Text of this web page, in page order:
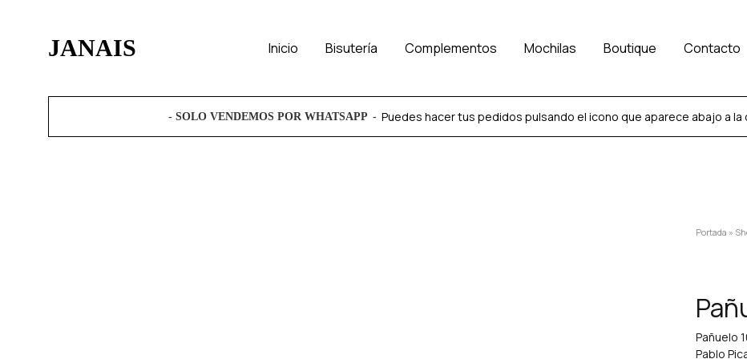
JANAIS
Moda
Artísticos.
Inicio Bisutería Complementos Mochilas Boutique Contacto
- SOLO VENDEMOS POR WHATSAPP Puedes hacer tus pedidos pulsando el icono que aparece abajo a la
Portada »
Pañuelo
Pablo